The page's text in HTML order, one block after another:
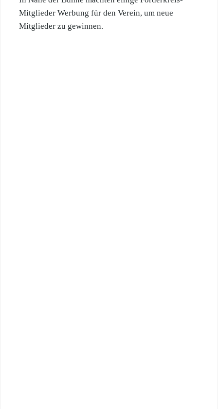
Mitglieder Werbung für den Verein, um neue
Mitglieder zu gewinnen.